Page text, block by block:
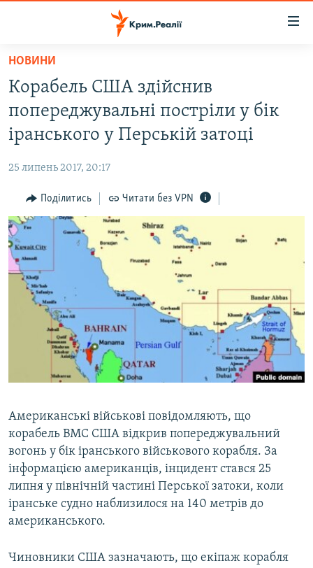
Перейти
основного
матеріалу
Перейти
до
основної
Перейти
до
пошуку
НОВИНИ
ВОДА.КРИМ
ВІДЕО ТА ФОТО
БЛОГИ
ПОГЛЯД
ІНТЕРВ'Ю
ВСЕ ЗА ДЕНЬ
СПЕЦПРОЕКТИ
ДЕПОРТАЦІЯ
ВІДЕОУРОКИ «ELIFBE»
СВІДЧЕННЯ ОКУПАЦІЇ
УКРАЇНСЬКА ПРОБЛЕМА КРИМУ
ЯК ОБІЙТИ БЛОКУВАННЯ
Русский
Усі сайти RFE/RL
НОВИНИ
Корабель США здійснив
попереджувальні постріли у бік
іранського у Перській затоці
25 липень 2017, 20:17
Поділитись Читати без VPN
Американські військові повідомляють, що
корабель ВМС США відкрив попереджувальний
вогонь у бік іранського військового корабля. За
інформацією американців, інцидент стався 25
липня у північній частині Перської затоки, коли
іранське судно наблизилося на 140 метрів до
американського.
Чиновники США зазначають, що екіпаж корабля